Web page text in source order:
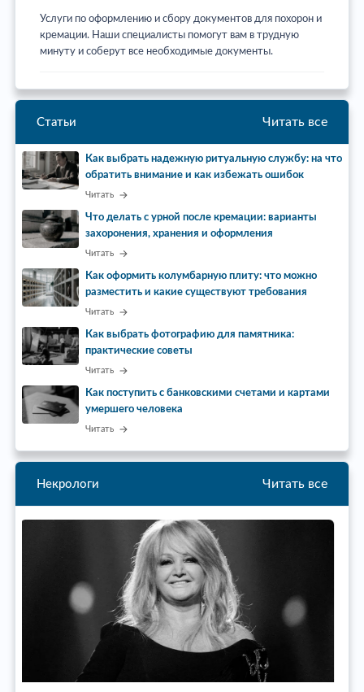
Услуги по оформлению и сбору документов для похорон и
кремации. Наши специалисты помогут вам в трудную
минуту и соберут все необходимые документы.
Статьи Читать все
Как выбрать надежную ритуальную службу: на что
обратить внимание и как избежать ошибок
Читать
Что делать с урной после кремации: варианты
захоронения, хранения и оформления
Читать
Как оформить колумбарную плиту: что можно
разместить и какие существуют требования
Читать
Как выбрать фотографию для памятника:
практические советы
Читать
Как поступить с банковскими счетами и картами
умершего человека
Читать
Некрологи Читать все